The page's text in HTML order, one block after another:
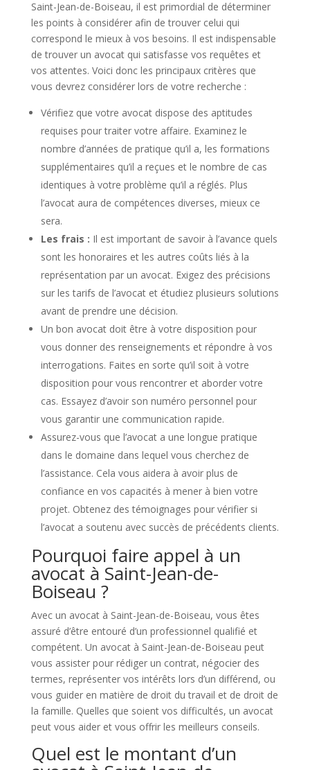
Saint-Jean-de-Boiseau, il est primordial de déterminer
les points à considérer afin de trouver celui qui
correspond le mieux à vos besoins. Il est indispensable
de trouver un avocat qui satisfasse vos requêtes et
vos attentes. Voici donc les principaux critères que
vous devrez considérer lors de votre recherche :
Vérifiez que votre avocat dispose des aptitudes
requises pour traiter votre affaire. Examinez le
nombre d’années de pratique qu’il a, les formations
supplémentaires qu’il a reçues et le nombre de cas
identiques à votre problème qu’il a réglés. Plus
l’avocat aura de compétences diverses, mieux ce
sera.
Les frais : Il est important de savoir à l’avance quels
sont les honoraires et les autres coûts liés à la
représentation par un avocat. Exigez des précisions
sur les tarifs de l’avocat et étudiez plusieurs solutions
avant de prendre une décision.
Un bon avocat doit être à votre disposition pour
vous donner des renseignements et répondre à vos
interrogations. Faites en sorte qu’il soit à votre
disposition pour vous rencontrer et aborder votre
cas. Essayez d’avoir son numéro personnel pour
vous garantir une communication rapide.
Assurez-vous que l’avocat a une longue pratique
dans le domaine dans lequel vous cherchez de
l’assistance. Cela vous aidera à avoir plus de
confiance en vos capacités à mener à bien votre
projet. Obtenez des témoignages pour vérifier si
l’avocat a soutenu avec succès de précédents clients.
Pourquoi faire appel à un
avocat à Saint-Jean-de-
Boiseau ?
Avec un avocat à Saint-Jean-de-Boiseau, vous êtes
assuré d’être entouré d’un professionnel qualifié et
compétent. Un avocat à Saint-Jean-de-Boiseau peut
vous assister pour rédiger un contrat, négocier des
termes, représenter vos intérêts lors d’un différend, ou
vous guider en matière de droit du travail et de droit de
la famille. Quelles que soient vos difficultés, un avocat
peut vous aider et vous offrir les meilleurs conseils.
Quel est le montant d’un